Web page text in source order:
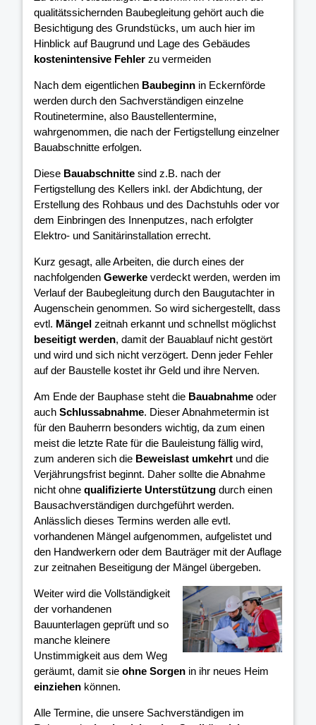
qualitätssichernden Baubegleitung gehört auch die
Besichtigung des Grundstücks, um auch hier im
Hinblick auf Baugrund und Lage des Gebäudes
kostenintensive Fehler zu vermeiden
Nach dem eigentlichen Baubeginn in Eckernförde
werden durch den Sachverständigen einzelne
Routinetermine, also Baustellentermine,
wahrgenommen, die nach der Fertigstellung einzelner
Bauabschnitte erfolgen.
Diese Bauabschnitte sind z.B. nach der
Fertigstellung des Kellers inkl. der Abdichtung, der
Erstellung des Rohbaus und des Dachstuhls oder vor
dem Einbringen des Innenputzes, nach erfolgter
Elektro- und Sanitärinstallation errecht.
Kurz gesagt, alle Arbeiten, die durch eines der
nachfolgenden Gewerke verdeckt werden, werden im
Verlauf der Baubegleitung durch den Baugutachter in
Augenschein genommen. So wird sichergestellt, dass
evtl. Mängel zeitnah erkannt und schnellst möglichst
beseitigt werden, damit der Bauablauf nicht gestört
und wird und sich nicht verzögert. Denn jeder Fehler
auf der Baustelle kostet ihr Geld und ihre Nerven.
Am Ende der Bauphase steht die Bauabnahme oder
auch Schlussabnahme. Dieser Abnahmetermin ist
für den Bauherrn besonders wichtig, da zum einen
meist die letzte Rate für die Bauleistung fällig wird,
zum anderen sich die Beweislast umkehrt und die
Verjährungsfrist beginnt. Daher sollte die Abnahme
nicht ohne qualifizierte Unterstützung durch einen
Bausachverständigen durchgeführt werden.
Anlässlich dieses Termins werden alle evtl.
vorhandenen Mängel aufgenommen, aufgelistet und
den Handwerkern oder dem Bauträger mit der Auflage
zur zeitnahen Beseitigung der Mängel übergeben.
Weiter wird die Vollständigkeit
der vorhandenen
Bauunterlagen geprüft und so
manche kleinere
Unstimmigkeit aus dem Weg
geräumt, damit sie ohne Sorgen in ihr neues Heim
einziehen können.
Alle Termine, die unsere Sachverständigen im